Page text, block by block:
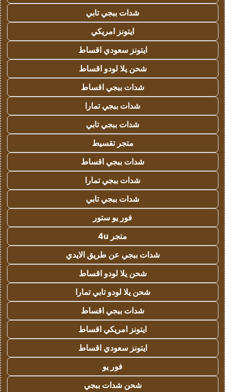
شدات ببجي تابي
ايتونز امريكي
ايتونز سعودي اقساط
شحن يلا لودو اقساط
شدات ببجي اقساط
شدات ببجي تمارا
شدات ببجي تابي
متجر تقسيط
شدات ببجي اقساط
شدات ببجي تمارا
شدات ببجي تابي
فور يو ستور
متجر 4u
شدات ببجي عن طريق الايدي
شحن يلا لودو اقساط
شحن يلا لودو تابي تمارا
شدات ببجي اقساط
ايتونز امريكي اقساط
ايتونز سعودي اقساط
فور يو
شحن شدات ببجي